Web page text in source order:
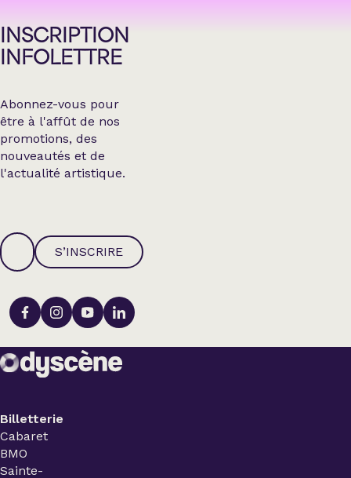
INSCRIPTION
INFOLETTRE
Abonnez-vous pour
être à l'affût de nos
promotions, des
nouveautés et de
l'actualité artistique.
S’INSCRIRE
Billetterie
Cabaret
BMO
Sainte-